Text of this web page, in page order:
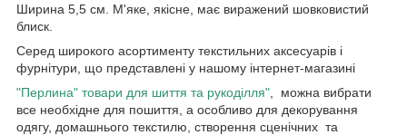
Ширина 5,5 см. М'яке, якісне, має виражений шовковистий
блиск.
Серед широкого асортименту текстильних аксесуарів і
фурнітури, що представлені у нашому інтернет-магазині
"Перлина" товари для шиття та рукоділля" , можна вибрати
все необхідне для пошиття, а особливо для декорування
одягу, домашнього текстилю, створення сценічних та